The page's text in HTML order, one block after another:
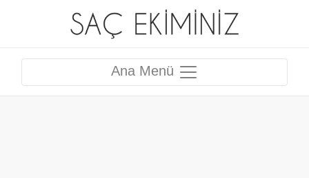
Ana Menü